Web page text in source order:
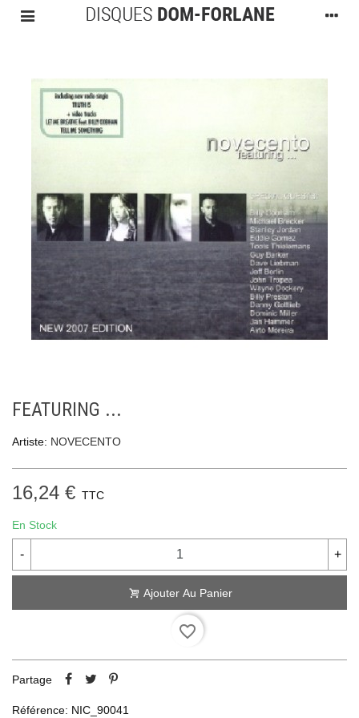
FEATURING ...
Artiste: NOVECENTO
16,24 € TTC
En Stock
- +
Ajouter Au Panier
favorite_border
Partage
Référence: NIC_90041